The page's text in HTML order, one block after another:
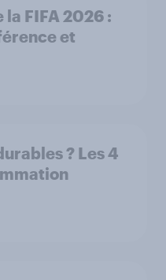
la FIFA 2026 :
? Les 4